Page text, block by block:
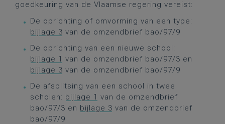
goedkeuring van de Vlaamse regering vereist:
De oprichting of omvorming van een type:
bijlage 3 van de omzendbrief bao/97/9
De oprichting van een nieuwe school:
bijlage 1 van de omzendbrief bao/97/3 en
bijlage 3 van de omzendbrief bao/97/9
De afsplitsing van een school in twee
scholen: bijlage 1 van de omzendbrief
bao/97/3 en bijlage 3 van de omzendbrief
bao/97/9